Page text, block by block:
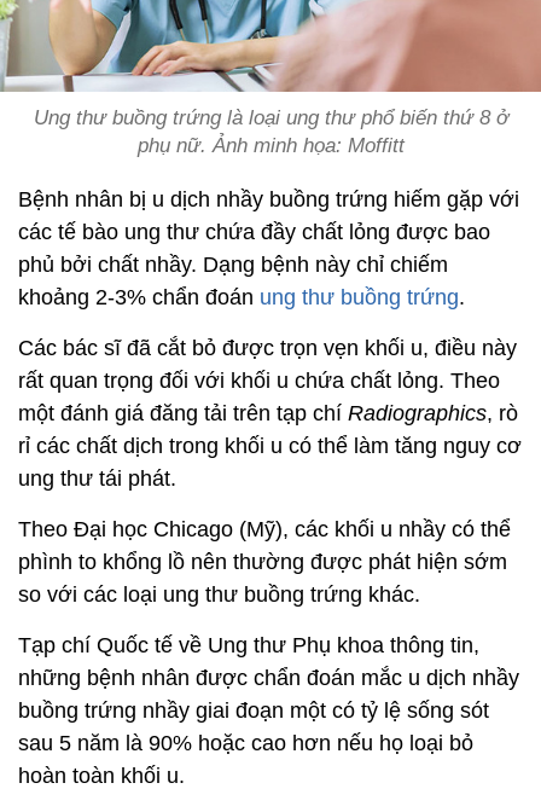
Ung thư buồng trứng là loại ung thư phổ biến thứ 8 ở
phụ nữ. Ảnh minh họa: Moffitt
Bệnh nhân bị u dịch nhầy buồng trứng hiếm gặp với
các tế bào ung thư chứa đầy chất lỏng được bao
phủ bởi chất nhầy. Dạng bệnh này chỉ chiếm
khoảng 2-3% chẩn đoán ung thư buồng trứng.
Các bác sĩ đã cắt bỏ được trọn vẹn khối u, điều này
rất quan trọng đối với khối u chứa chất lỏng. Theo
một đánh giá đăng tải trên tạp chí Radiographics, rò
rỉ các chất dịch trong khối u có thể làm tăng nguy cơ
ung thư tái phát.
Theo Đại học Chicago (Mỹ), các khối u nhầy có thể
phình to khổng lồ nên thường được phát hiện sớm
so với các loại ung thư buồng trứng khác.
Tạp chí Quốc tế về Ung thư Phụ khoa thông tin,
những bệnh nhân được chẩn đoán mắc u dịch nhầy
buồng trứng nhầy giai đoạn một có tỷ lệ sống sót
sau 5 năm là 90% hoặc cao hơn nếu họ loại bỏ
hoàn toàn khối u.